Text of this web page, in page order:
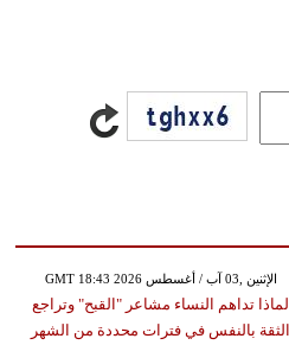
GMT 18:43 2026 الإثنين ,03 آب / أغسطس
لماذا تداهم النساء مشاعر "القبح" وتراجع
الثقة بالنفس في فترات محددة من الشهر